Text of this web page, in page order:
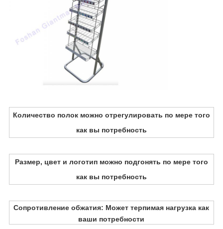
Количество полок можно отрегулировать по мере того
как вы потребность
Размер, цвет и логотип можно подгонять по мере того
как вы потребность
Сопротивление обжатия: Может терпимая нагрузка как
ваши потребности